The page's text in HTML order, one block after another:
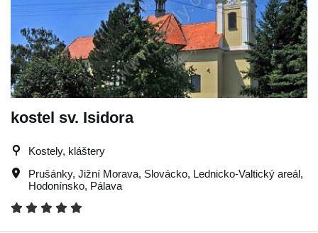
kostel sv. Isidora
Kostely, kláštery
Prušánky, Jižní Morava, Slovácko, Lednicko-Valtický areál,
Hodonínsko, Pálava